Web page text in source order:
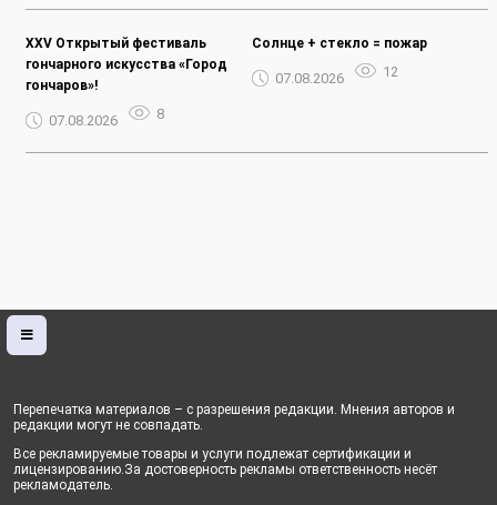
XXV Открытый фестиваль
гончарного искусства «Город
гончаров»!
07.08.2026 8
Солнце + стекло = пожар
07.08.2026 12
Перепечатка материалов – с разрешения редакции. Мнения авторов и
редакции могут не совпадать.
Все рекламируемые товары и услуги подлежат сертификации и
лицензированию.За достоверность рекламы ответственность несёт
рекламодатель.